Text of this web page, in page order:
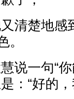
清楚地
。
说一句“
：“好的